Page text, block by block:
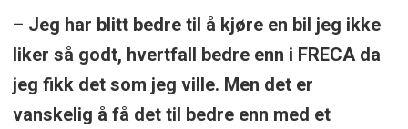
– Jeg har blitt bedre til å kjøre en bil jeg ikke
liker så godt, hvertfall bedre enn i FRECA da
jeg fikk det som jeg ville. Men det er
vanskelig å få det til bedre enn med et